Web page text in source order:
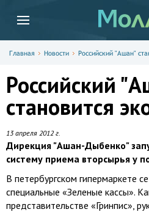
Главная Новости Российский "Ашан"
Российский
становится
13 апреля 2012 г.
Дирекция "Ашан-Дыбенко"
систему приема вторсырья у
В петербургском гипермаркете
специальные «Зеленые кассы».
представительстве «Гринпис»,